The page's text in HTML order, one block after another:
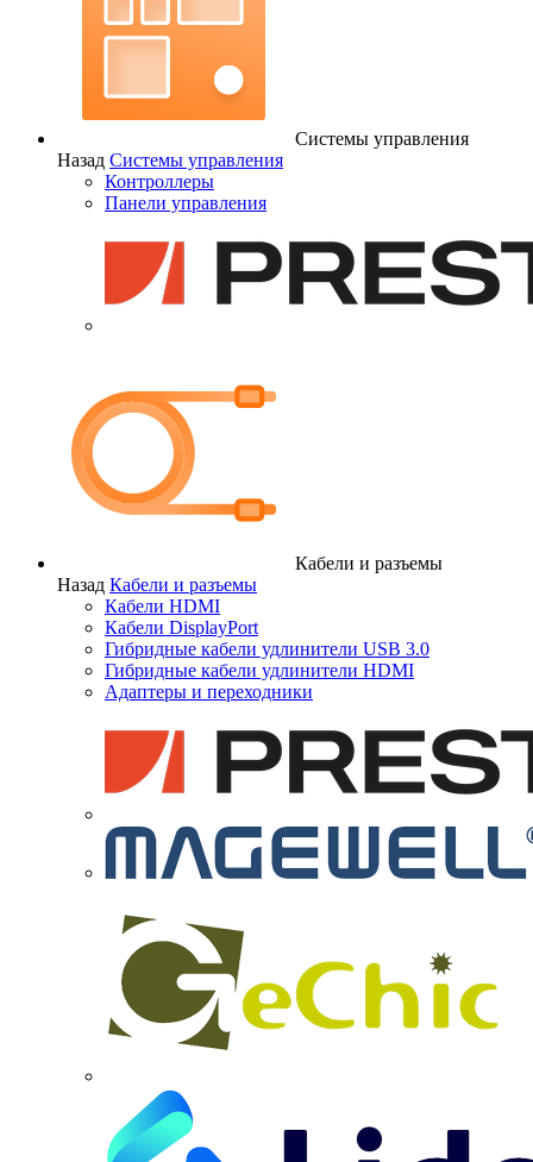
Системы управления
Назад Системы управления
Контроллеры
Панели управления
Кабели и разъемы
Назад Кабели и разъемы
Кабели HDMI
Кабели DisplayPort
Гибридные кабели удлинители USB 3.0
Гибридные кабели удлинители HDMI
Адаптеры и переходники